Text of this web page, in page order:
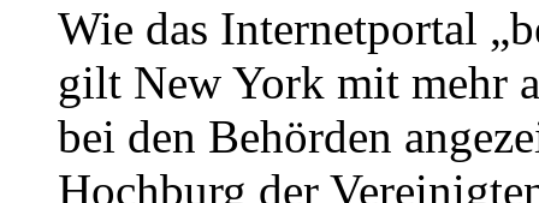
Wie das Internetportal
gilt New York mit mehr
bei den Behörden
Hochburg der